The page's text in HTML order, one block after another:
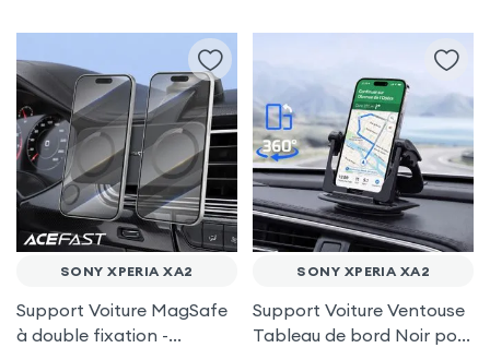
SONY XPERIA XA2
Support Voiture MagSafe
à double fixation -
SONY XPERIA XA2
Support Voiture Ventouse
Tableau de bord Noir pour